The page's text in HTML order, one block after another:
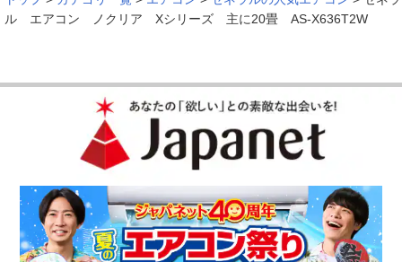
ル エアコン ノクリア Xシリーズ 主に20畳 AS-X636T2W